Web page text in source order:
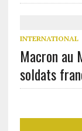
INTERNATIONAL
Macron au
soldats